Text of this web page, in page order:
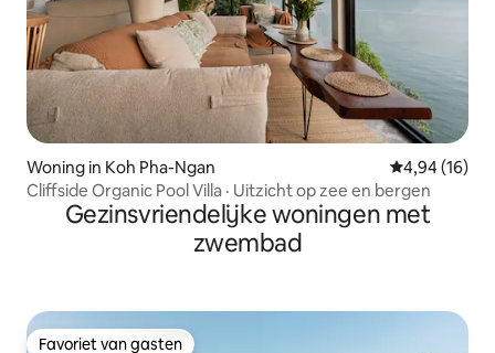
Woning in Koh Pha-Ngan Gemiddelde
4,94 (16)
Cliffside Organic Pool Villa · Uitzicht op zee en bergen
Gezinsvriendelijke woningen met
zwembad
Favoriet van gasten